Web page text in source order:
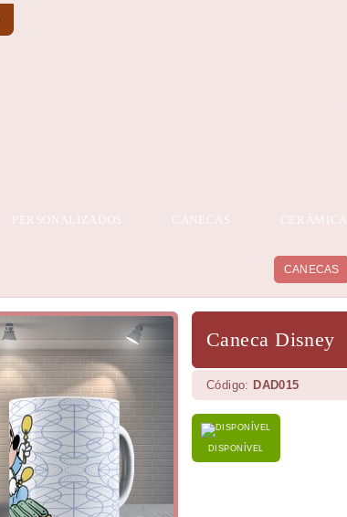
PERSONALIZADOS CANECAS CERÂMICA
CANECAS
Caneca Disney
Código: DAD015
DISPONÍVEL